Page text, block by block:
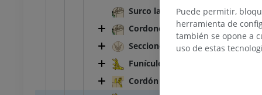
Surco lateral dorsal
Cordones de la médula espinal
Secciones de la médula espinal
Funículos dorsales
Cordón lateral
Puede permitir,
herramienta de
también se opone a
uso de estas